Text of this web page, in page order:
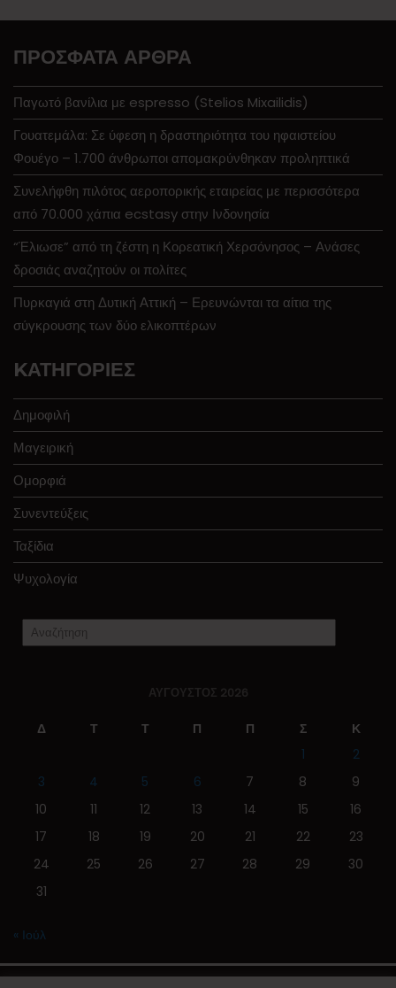
ΠΡΌΣΦΑΤΑ ΆΡΘΡΑ
Παγωτό βανίλια με espresso (Stelios Mixailidis)
Γουατεμάλα: Σε ύφεση η δραστηριότητα του ηφαιστείου
Φουέγο – 1.700 άνθρωποι απομακρύνθηκαν προληπτικά
Συνελήφθη πιλότος αεροπορικής εταιρείας με περισσότερα
από 70.000 χάπια ecstasy στην Ινδονησία
“Έλιωσε” από τη ζέστη η Κορεατική Χερσόνησος – Ανάσες
δροσιάς αναζητούν οι πολίτες
Πυρκαγιά στη Δυτική Αττική – Ερευνώνται τα αίτια της
σύγκρουσης των δύο ελικοπτέρων
KΑΤΗΓΟΡΊΕΣ
Δημοφιλή
Μαγειρική
Ομορφιά
Συνεντεύξεις
Ταξίδια
Ψυχολογία
ΑΎΓΟΥΣΤΟΣ 2026
Δ Τ Τ Π Π Σ
Κ
1
2
3
4 5 6 7 8
9
10
11 12 13 14 15
16
17
18 19 20 21 22
23
24
25 26 27 28 29
30
31
« Ιούλ